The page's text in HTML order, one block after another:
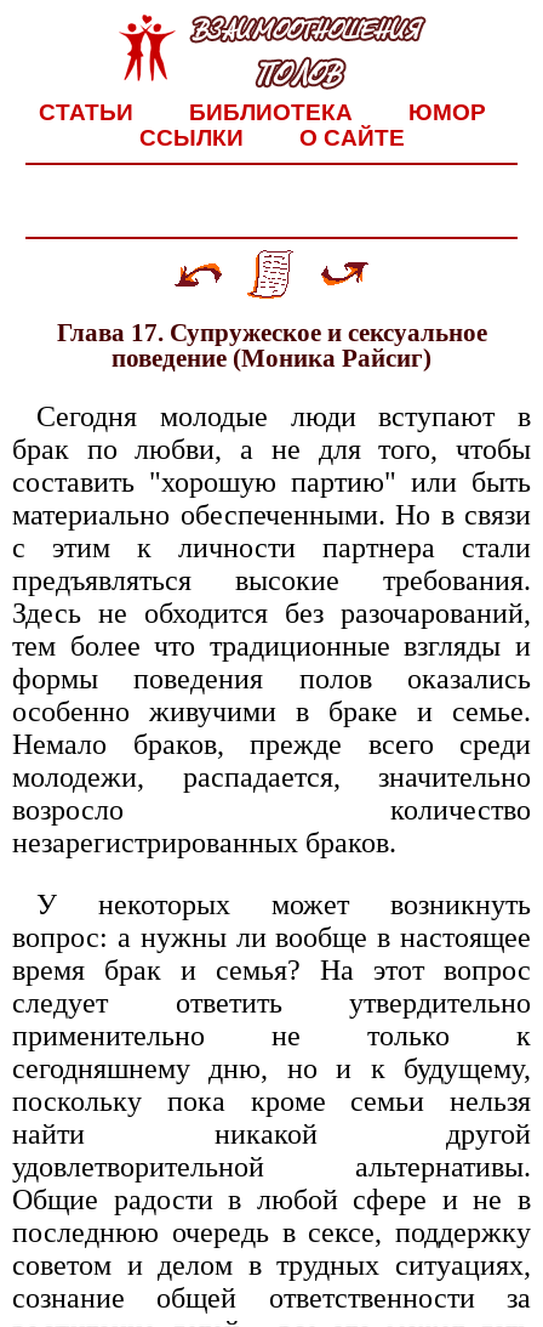
СТАТЬИ БИБЛИОТЕКА
ЮМОР
ССЫЛКИ
О САЙТЕ
Глава 17. Супружеское и сексуальное
поведение (Моника Райсиг)
Сегодня молодые люди вступают в
брак по любви, а не для того, чтобы
составить "хорошую партию" или быть
материально обеспеченными. Но в связи
с этим к личности партнера стали
предъявляться высокие требования.
Здесь не обходится без разочарований,
тем более что традиционные взгляды и
формы поведения полов оказались
особенно живучими в браке и семье.
Немало браков, прежде всего среди
молодежи, распадается, значительно
возросло количество
незарегистрированных браков.
У некоторых может возникнуть
вопрос: а нужны ли вообще в настоящее
время брак и семья? На этот вопрос
следует ответить утвердительно
применительно не только к
сегодняшнему дню, но и к будущему,
поскольку пока кроме семьи нельзя
найти никакой другой
удовлетворительной альтернативы.
Общие радости в любой сфере и не в
последнюю очередь в сексе, поддержку
советом и делом в трудных ситуациях,
сознание общей ответственности за